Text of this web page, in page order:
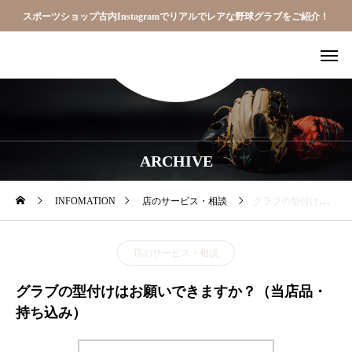
スポーツショップ古内Instagramでリアルでレアな野球グラブをご紹介！
ARCHIVE
INFOMATION 店のサービス・相談 グラブの型付けはお願いできますか？（当店品・持ち込み）
店のサービス・相談
グラブの型付けはお願いできますか？（当店品・
持ち込み）